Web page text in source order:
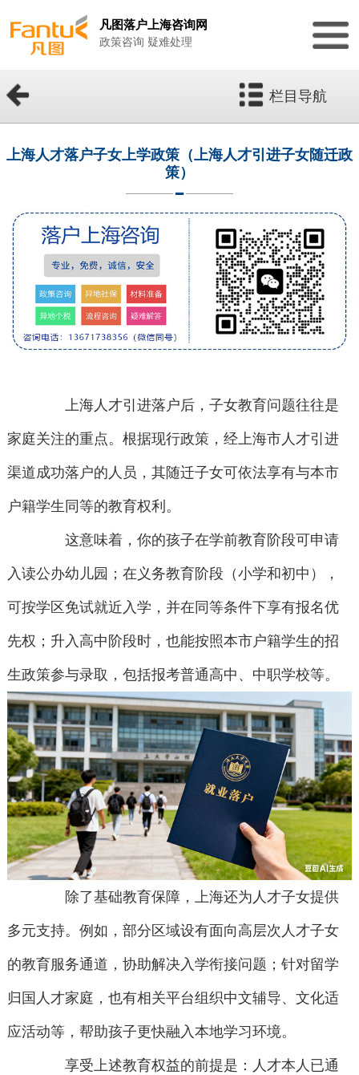
凡图落户上海咨询网
政策咨询 疑难处理
栏目导航
上海人才落户子女上学政策（上海人才引进子女随迁政
策）
上海人才引进落户后，子女教育问题往往是
家庭关注的重点。根据现行政策，经上海市人才引进
渠道成功落户的人员，其随迁子女可依法享有与本市
户籍学生同等的教育权利。
这意味着，你的孩子在学前教育阶段可申请
入读公办幼儿园；在义务教育阶段（小学和初中），
可按学区免试就近入学，并在同等条件下享有报名优
先权；升入高中阶段时，也能按照本市户籍学生的招
生政策参与录取，包括报考普通高中、中职学校等。
除了基础教育保障，上海还为人才子女提供
多元支持。例如，部分区域设有面向高层次人才子女
的教育服务通道，协助解决入学衔接问题；针对留学
归国人才家庭，也有相关平台组织中文辅导、文化适
应活动等，帮助孩子更快融入本地学习环境。
享受上述教育权益的前提是：人才本人已通